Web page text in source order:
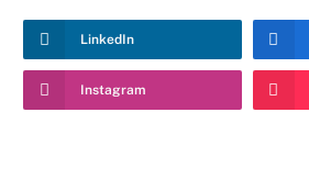
LinkedIn
Instagram